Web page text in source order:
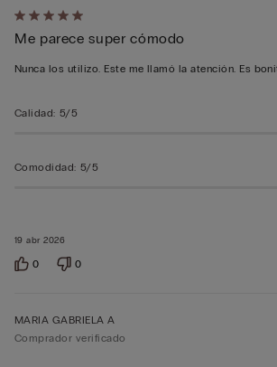
Calificación
de
5
5
19 abr 2026
Me parece super cómodo
Nunca los utilizo. Este me llamó la atención. Es
Calidad: 5/5
Comodidad: 5/5
0 0
MARIA GABRIELA A
Comprador verificado